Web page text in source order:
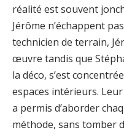
réalité est souvent
Jérôme n’échappent
technicien de terrain,
œuvre tandis que
la déco, s’est
espaces intérieurs.
a permis d’aborder
méthode, sans tomber